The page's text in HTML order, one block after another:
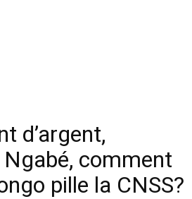
d’argent,
comment
pille la CNSS?